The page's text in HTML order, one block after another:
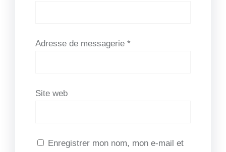
Adresse de messagerie *
Site web
Enregistrer mon nom, mon e-mail et